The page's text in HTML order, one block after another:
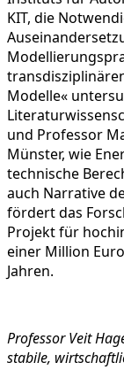
KIT, die
Modelle«
und Professor
Münster, wie
technische
auch Narrative
fördert das
Projekt für
einer Million
Jahren.
Professor Veit
stabile,